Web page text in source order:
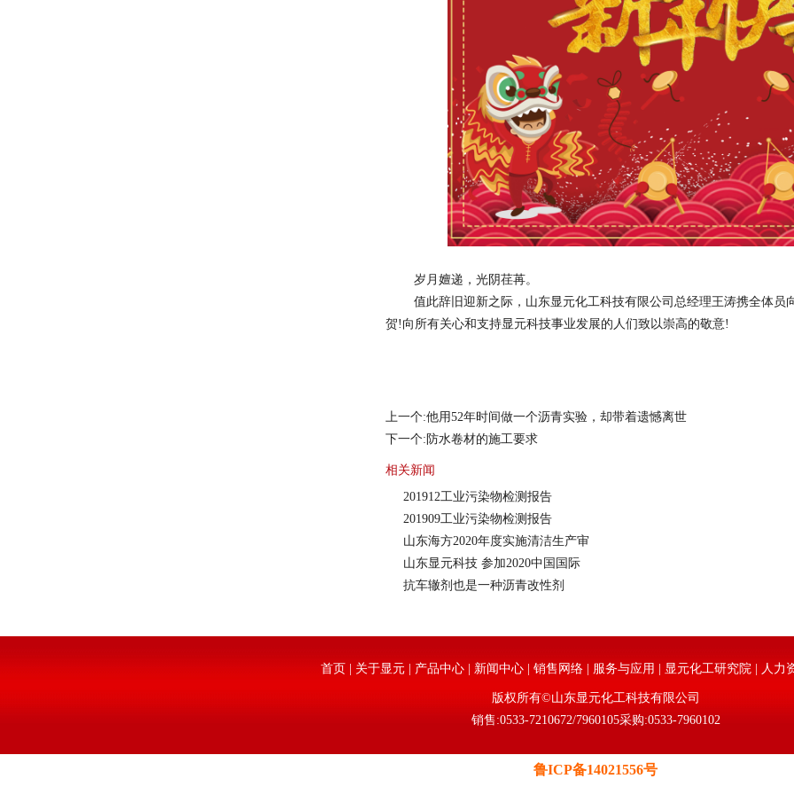
岁月嬗递，光阴荏苒。
值此辞旧迎新之际，山东显元化工科技有限公司总经理王涛携全体员
贺!向所有关心和支持显元科技事业发展的人们致以崇高的敬意!
上一个:他用52年时间做一个沥青实验，却带着遗憾离世
下一个: 防水卷材的施工要求
相关新闻
201912工业污染物检测报告
201909工业污染物检测报告
山东海方2020年度实施清洁生产审
山东显元科技 参加2020中国国际
抗车辙剂也是一种沥青改性剂
首页 关于显元 产品中心 新闻中心 销售网络 服务与应用 显元化工研究院 人力
版权所有©山东显元化工科技有限公司
销售:0533-7210672/7960105采购:0533-7960102
鲁ICP备14021556号